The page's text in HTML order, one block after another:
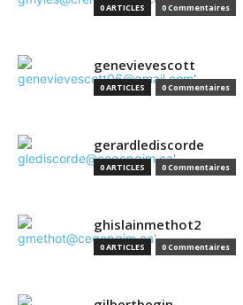
0 ARTICLES 0 Commentaires
genevievescott
0 ARTICLES 0 Commentaires
gerardlediscorde
0 ARTICLES 0 Commentaires
ghislainmethot2
0 ARTICLES 0 Commentaires